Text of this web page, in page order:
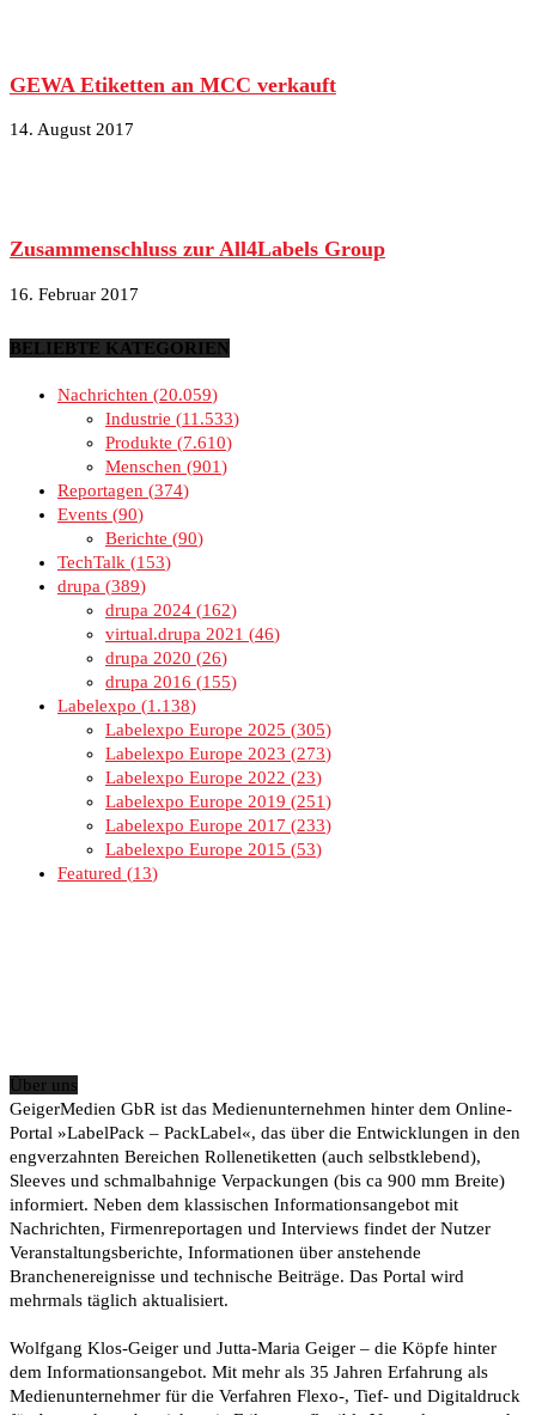
GEWA Etiketten an MCC verkauft
14. August 2017
Zusammenschluss zur All4Labels Group
16. Februar 2017
BELIEBTE KATEGORIEN
Nachrichten
20.059
Industrie
11.533
Produkte
7.610
Menschen
901
Reportagen
374
Events 90
Berichte
90
TechTalk
153
drupa 389
drupa 2024
162
virtual.drupa 2021
46
drupa 2020
26
drupa 2016
155
Labelexpo
1.138
Labelexpo Europe 2025
305
Labelexpo Europe 2023
273
Labelexpo Europe 2022
23
Labelexpo Europe 2019
251
Labelexpo Europe 2017
233
Labelexpo Europe 2015
53
Featured
13
Über uns
GeigerMedien GbR ist das Medienunternehmen hinter dem Online-
Portal »LabelPack – PackLabel«, das über die Entwicklungen in den
engverzahnten Bereichen Rollenetiketten (auch selbstklebend),
Sleeves und schmalbahnige Verpackungen (bis ca 900 mm Breite)
informiert. Neben dem klassischen Informationsangebot mit
Nachrichten, Firmenreportagen und Interviews findet der Nutzer
Veranstaltungsberichte, Informationen über anstehende
Branchenereignisse und technische Beiträge. Das Portal wird
mehrmals täglich aktualisiert.
Wolfgang Klos-Geiger und Jutta-Maria Geiger – die Köpfe hinter
dem Informationsangebot. Mit mehr als 35 Jahren Erfahrung als
Medienunternehmer für die Verfahren Flexo-, Tief- und Digitaldruck